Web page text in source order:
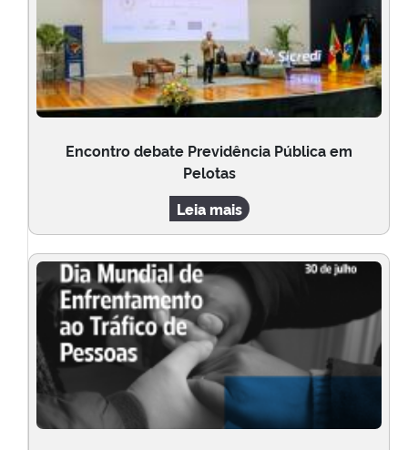
Encontro debate Previdência Pública em
Pelotas
Leia mais